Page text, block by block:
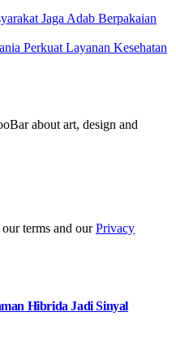
Jaga Adab Berpakaian
Perkuat Layanan Kesehatan
about art, design and
terms and ourPrivacy
Hibrida Jadi Sinyal